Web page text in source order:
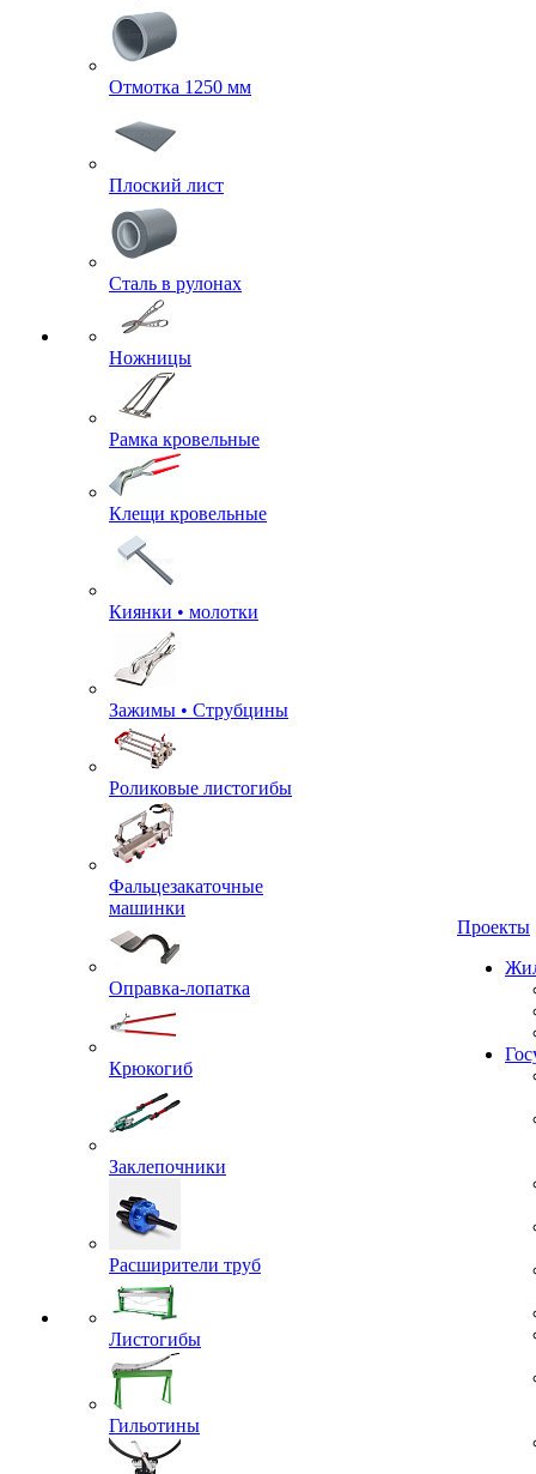
Отмотка 1250 мм
Плоский лист
Сталь в рулонах
Ножницы
Рамка кровельные
Клещи кровельные
Киянки • молотки
Зажимы • Струбцины
Роликовые листогибы
Фальцезакаточные
машинки
Оправка-лопатка
Крюкогиб
Заклепочники
Расширители труб
Листогибы
Гильотины
Проекты